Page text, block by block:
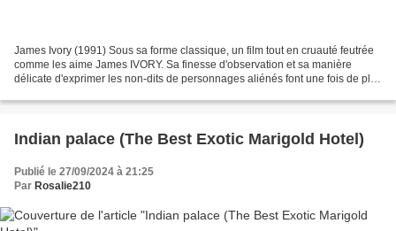
James Ivory (1991) Sous sa forme classique, un film tout en cruauté feutrée
comme les aime James IVORY. Sa finesse d'observation et sa manière
délicate d'exprimer les non-dits de personnages aliénés font une fois de plus
Indian palace (The Best Exotic Marigold Hotel)
Publié le 27/09/2024 à 21:25
Par Rosalie210